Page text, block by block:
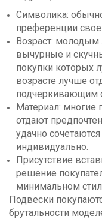
Символика:
преференции
Возраст: молодым
вычурные и
покупки которых
возрасте лучше
подчеркивающим
Материал: многие
отдают
удачно
индивидуально.
Присутствие
решение
минимальном
Подвески
брутальности